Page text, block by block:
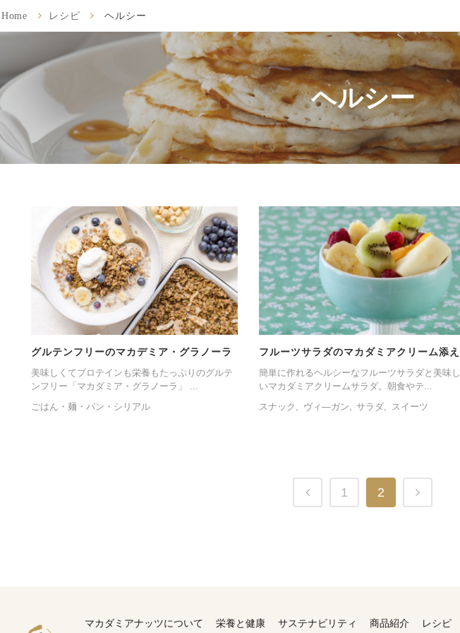
Home レシピ ヘルシー
ヘルシー
グルテンフリーのマカデミア・グラノーラ
美味しくてプロテインも栄養もたっぷりのグルテ
ンフリー「マカダミア・グラノーラ」 ...
ごはん・麺・パン・シリアル
フルーツサラダのマカダミアクリーム添え
簡単に作れるヘルシーなフルーツサラダと美味し
いマカダミアクリームサラダ。朝食やテ...
スナック
ヴィ―ガン サラダ スイーツ
1 2
マカダミアナッツについて 栄養と健康 サステナビリティ 商品紹介 レシピ